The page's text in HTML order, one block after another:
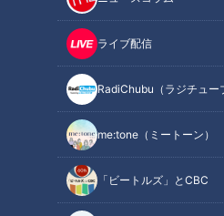
ライブ配信
RadiChubu（ラジチュー
me:tone（ミートーン）
「ビートルズ」とCBC
CBCテレビ『チャント！』マヂ学校に向か
実は、この3月で閉校となるこの
活した子ばかりです。この素敵
が、僕たちは明るく楽しく卒業
最後の思い出作りのためにも、